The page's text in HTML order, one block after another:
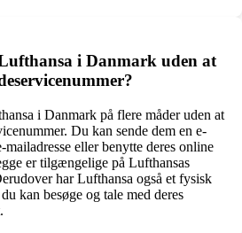
i Danmark uden at
i Danmark på flere måder uden at
Du kan sende dem en e-
eller benytte deres online
er tilgængelige på Lufthansas
har Lufthansa også et fysisk
kan besøge og tale med deres